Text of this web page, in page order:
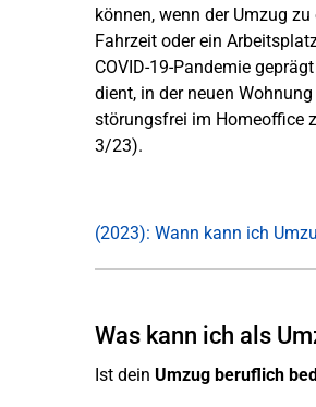
können, wenn der Umzug
Fahrzeit oder ein
COVID-19-Pandemie
dient, in der neuen
störungsfrei im Homeoffice
3/23).
(2023): Wann kann ich
Was kann ich als
Ist dein Umzug beruflich